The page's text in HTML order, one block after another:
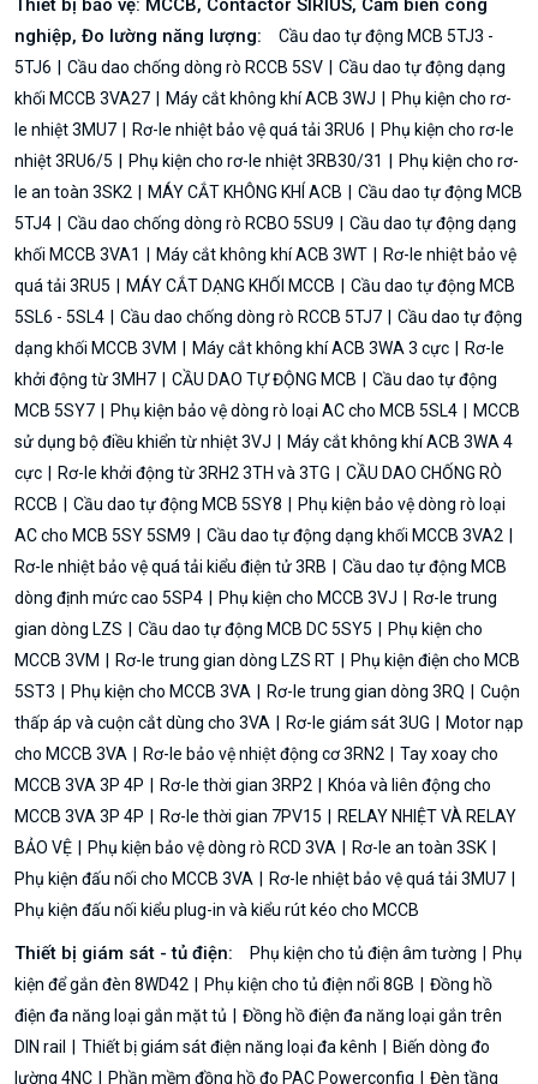
Thiết bị bảo vệ: MCCB, Contactor SIRIUS, Cảm biến công
nghiệp, Đo lường năng lượng:
Cầu dao tự động MCB 5TJ3 -
5TJ6
Cầu dao chống dòng rò RCCB 5SV
Cầu dao tự động dạng
khối MCCB 3VA27
Máy cắt không khí ACB 3WJ
Phụ kiện cho rơ-
le nhiệt 3MU7
Rơ-le nhiệt bảo vệ quá tải 3RU6
Phụ kiện cho rơ-le
nhiệt 3RU6/5
Phụ kiện cho rơ-le nhiệt 3RB30/31
Phụ kiện cho rơ-
le an toàn 3SK2
MÁY CẮT KHÔNG KHÍ ACB
Cầu dao tự động MCB
5TJ4
Cầu dao chống dòng rò RCBO 5SU9
Cầu dao tự động dạng
khối MCCB 3VA1
Máy cắt không khí ACB 3WT
Rơ-le nhiệt bảo vệ
quá tải 3RU5
MÁY CẮT DẠNG KHỐI MCCB
Cầu dao tự động MCB
5SL6 - 5SL4
Cầu dao chống dòng rò RCCB 5TJ7
Cầu dao tự động
dạng khối MCCB 3VM
Máy cắt không khí ACB 3WA 3 cực
Rơ-le
khởi động từ 3MH7
CẦU DAO TỰ ĐỘNG MCB
Cầu dao tự động
MCB 5SY7
Phụ kiện bảo vệ dòng rò loại AC cho MCB 5SL4
MCCB
sử dụng bộ điều khiển từ nhiệt 3VJ
Máy cắt không khí ACB 3WA 4
cực
Rơ-le khởi động từ 3RH2 3TH và 3TG
CẦU DAO CHỐNG RÒ
RCCB
Cầu dao tự động MCB 5SY8
Phụ kiện bảo vệ dòng rò loại
AC cho MCB 5SY 5SM9
Cầu dao tự động dạng khối MCCB 3VA2
Rơ-le nhiệt bảo vệ quá tải kiểu điện tử 3RB
Cầu dao tự động MCB
dòng định mức cao 5SP4
Phụ kiện cho MCCB 3VJ
Rơ-le trung
gian dòng LZS
Cầu dao tự động MCB DC 5SY5
Phụ kiện cho
MCCB 3VM
Rơ-le trung gian dòng LZS RT
Phụ kiện điện cho MCB
5ST3
Phụ kiện cho MCCB 3VA Rơ-le trung gian dòng 3RQ
Cuộn
thấp áp và cuộn cắt dùng cho 3VA
Rơ-le giám sát 3UG
Motor nạp
cho MCCB 3VA
Rơ-le bảo vệ nhiệt động cơ 3RN2
Tay xoay cho
MCCB 3VA 3P 4P
Rơ-le thời gian 3RP2
Khóa và liên động cho
MCCB 3VA 3P 4P
Rơ-le thời gian 7PV15
RELAY NHIỆT VÀ RELAY
BẢO VỆ
Phụ kiện bảo vệ dòng rò RCD 3VA
Rơ-le an toàn 3SK
Phụ kiện đấu nối cho MCCB 3VA
Rơ-le nhiệt bảo vệ quá tải 3MU7
Phụ kiện đấu nối kiểu plug-in và kiểu rút kéo cho MCCB
Thiết bị giám sát - tủ điện: Phụ kiện cho tủ điện âm tường
Phụ
kiện để gắn đèn 8WD42
Phụ kiện cho tủ điện nổi 8GB
Đồng hồ
điện đa năng loại gắn mặt tủ
Đồng hồ điện đa năng loại gắn trên
DIN rail
Thiết bị giám sát điện năng loại đa kênh
Biến dòng đo
lường 4NC
Phần mềm đồng hồ đo PAC Powerconfig Đèn tầng